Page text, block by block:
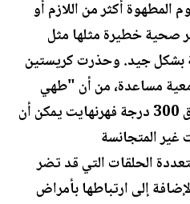
المطهوة أكثر من اللازم أو
صحية خطيرة مثلها مثل
بشكل جيد. وحذرت كريستين
مساعدة، من أن "طهي
اللحم في درجات حرارة تفوق 300 درجة فهرنهايت يمكن أن
المتجانسة
الحلقات التي قد تضر
إلى ارتباطها بأمراض